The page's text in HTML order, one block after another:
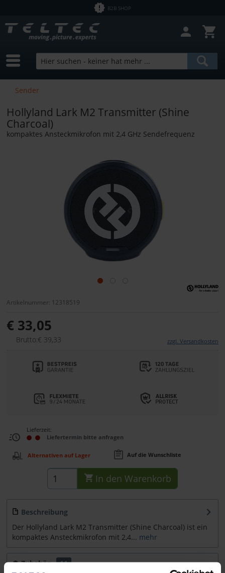
B2B SHOP
Sender
Hollyland Lark M2 Transmitter (Shine
Charcoal)
kompaktes Ansteckmikrofon mit 2,4 GHz Sendefrequenz
Artikelnummer: 12318519
€ 33,05
Brutto:€ 39,33 zzgl. Versandkosten
Lieferzeit:
Liefertermin bitte anfragen
Alternativen auf Lager Auf die Wunschliste
In den Warenkorb
Beschreibung
Der Hollyland Lark M2 Transmitter (Shine Charcoal) ist ein
kompaktes Ansteckmikrofon mit 2,4... mehr
Zubehör
11
Sofort lieferbar
Hersteller
von0,00 € bis8399,16 €